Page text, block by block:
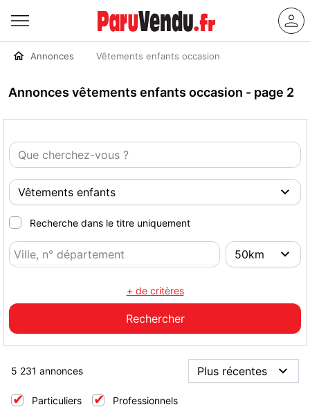
Annonces Vêtements enfants occasion
Annonces vêtements enfants occasion - page 2
Recherche dans le titre uniquement
+ de critères
5 231 annonces
Particuliers Professionnels